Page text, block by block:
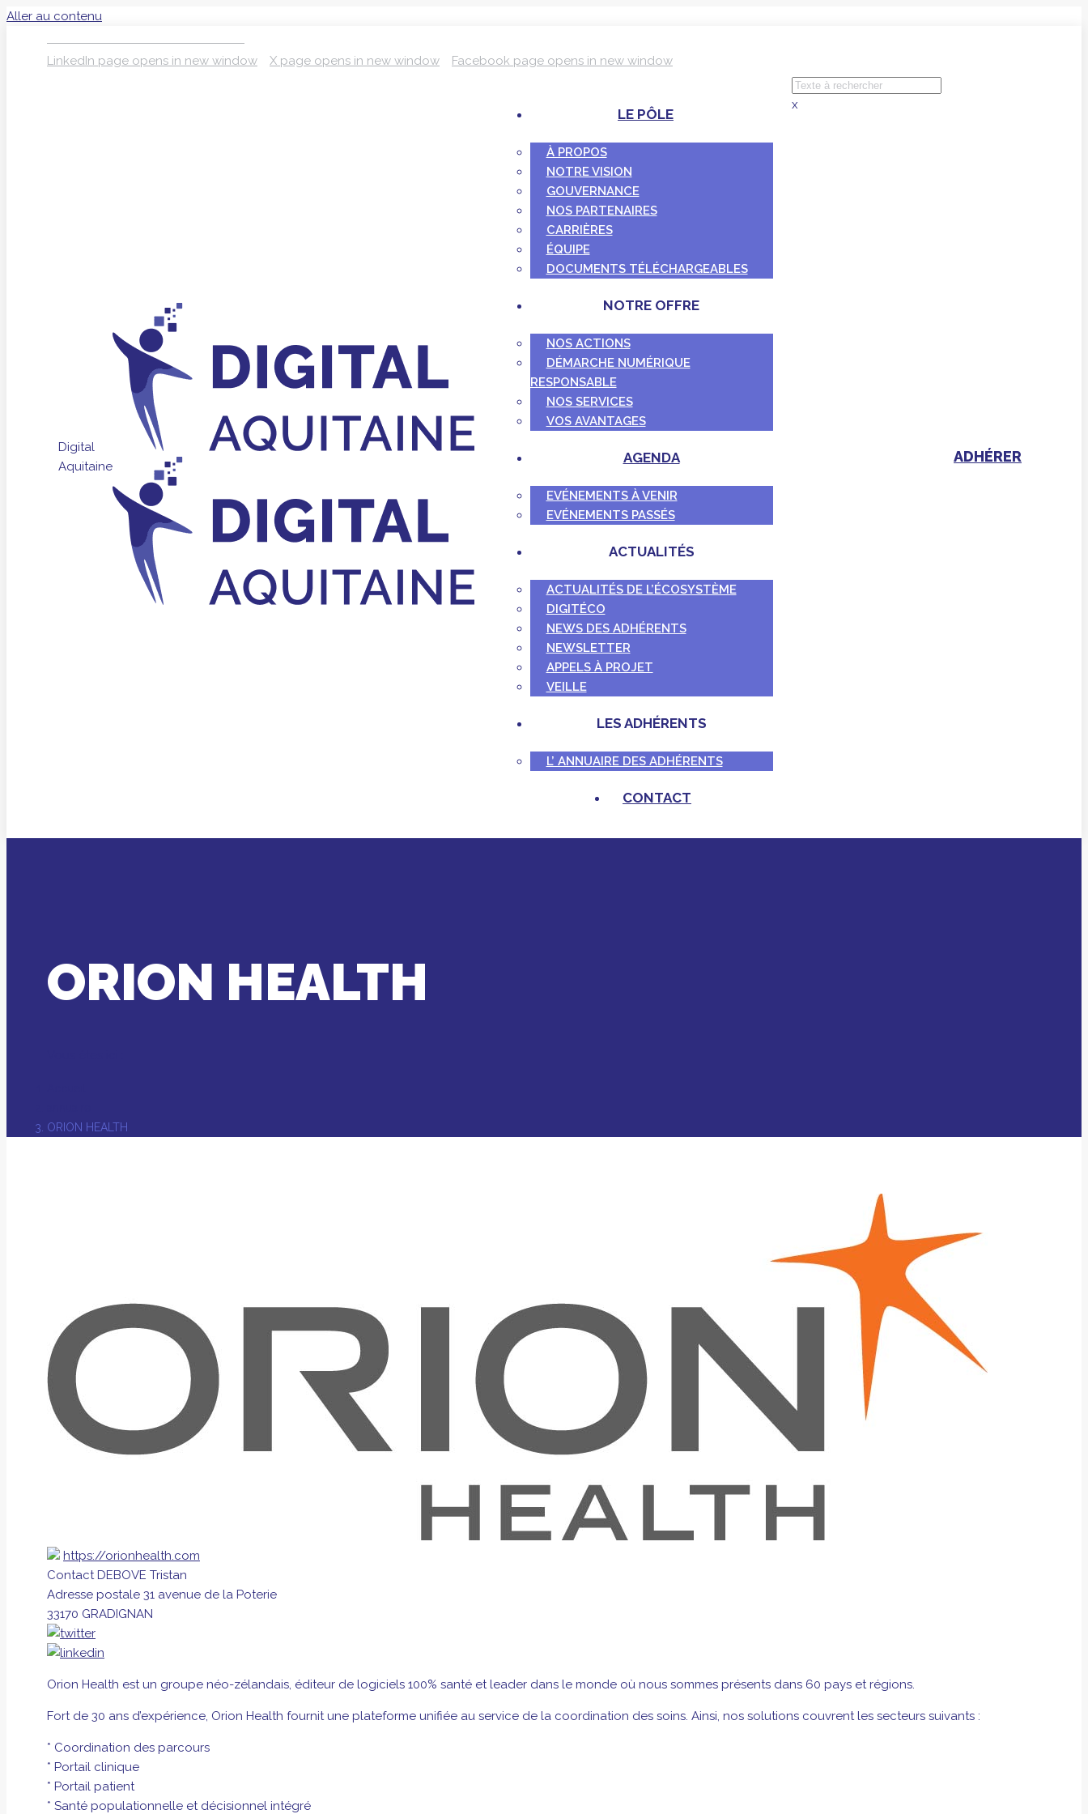
Aller au contenu
LinkedIn page opens in new window X page opens in new window Facebook page opens in new window
Digital
Aquitaine
LE PÔLE
À PROPOS
NOTRE VISION
GOUVERNANCE
NOS PARTENAIRES
CARRIÈRES
ÉQUIPE
DOCUMENTS TÉLÉCHARGEABLES
NOTRE OFFRE
NOS ACTIONS
DÉMARCHE NUMÉRIQUE
RESPONSABLE
NOS SERVICES
VOS AVANTAGES
AGENDA
EVÉNEMENTS À VENIR
EVÉNEMENTS PASSÉS
ACTUALITÉS
ACTUALITÉS DE L’ÉCOSYSTÈME
DIGITÉCO
NEWS DES ADHÉRENTS
NEWSLETTER
APPELS À PROJET
VEILLE
LES ADHÉRENTS
L’ ANNUAIRE DES ADHÉRENTS
CONTACT
x
ADHÉRER
ORION HEALTH
ORION HEALTH
https://orionhealth.com
ContactDEBOVE Tristan
Adresse postale 31 avenue de la Poterie
33170 GRADIGNAN
Orion Health est un groupe néo-zélandais, éditeur de logiciels 100% santé et leader dans le monde où nous sommes présents dans 60 pays et régions.
Fort de 30 ans d’expérience, Orion Health fournit une plateforme unifiée au service de la coordination des soins. Ainsi, nos solutions couvrent les secteurs suivants :
* Coordination des parcours
* Portail clinique
* Portail patient
* Santé populationnelle et décisionnel intégré